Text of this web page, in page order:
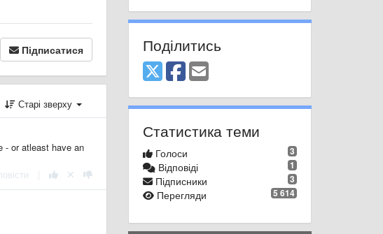
Підписатися
Старі зверху
- or atleast have an
Поділитись
Статистика теми
3
Голоси
1
Відповіді
3
Підписники
5 614
Перегляди